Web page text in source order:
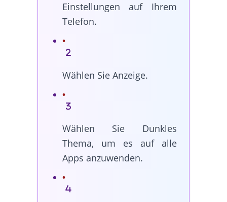
Einstellungen auf Ihrem
Telefon.
Wählen Sie Anzeige.
Wählen Sie Dunkles
Thema, um es auf alle
Apps anzuwenden.